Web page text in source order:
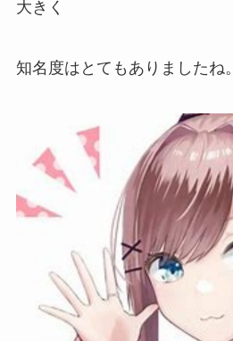
大きく
知名度はとてもありましたね。